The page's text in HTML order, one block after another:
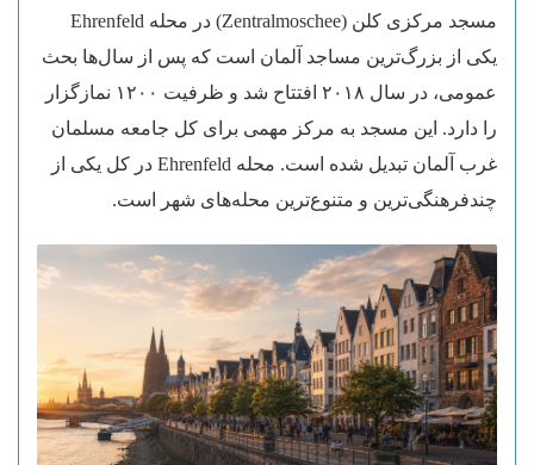
مسجد مرکزی کلن (Zentralmoschee) در محله Ehrenfeld
یکی از بزرگ‌ترین مساجد آلمان است که پس از سال‌ها بحث
عمومی، در سال ۲۰۱۸ افتتاح شد و ظرفیت ۱۲۰۰ نمازگزار
را دارد. این مسجد به مرکز مهمی برای کل جامعه مسلمان
غرب آلمان تبدیل شده است. محله Ehrenfeld در کل یکی از
چندفرهنگی‌ترین و متنوع‌ترین محله‌های شهر است.